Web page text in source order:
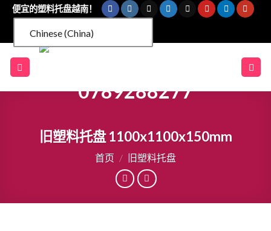
便宜的塑料托盘越南！
Chinese (China)
旧塑料托盘 1100x1100x150mm
首页 / 旧塑料托盘